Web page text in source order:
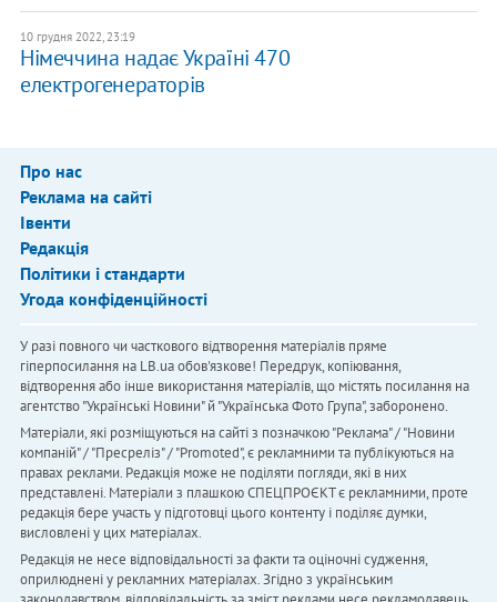
10 грудня 2022, 23:19
Німеччина надає Україні 470
електрогенераторів
Про нас
Реклама на сайті
Івенти
Редакція
Політики і стандарти
Угода конфіденційності
У разі повного чи часткового відтворення матеріалів пряме
гіперпосилання на LB.ua обов'язкове! Передрук, копіювання,
відтворення або інше використання матеріалів, що містять посилання на
агентство "Українськi Новини" й "Українська Фото Група", заборонено.
Матеріали, які розміщуються на сайті з позначкою "Реклама" / "Новини
компаній" / "Пресреліз" / "Promoted", є рекламними та публікуються на
правах реклами. Редакція може не поділяти погляди, які в них
представлені. Матеріали з плашкою СПЕЦПРОЄКТ є рекламними, проте
редакція бере участь у підготовці цього контенту і поділяє думки,
висловлені у цих матеріалах.
Редакція не несе відповідальності за факти та оціночні судження,
оприлюднені у рекламних матеріалах. Згідно з українським